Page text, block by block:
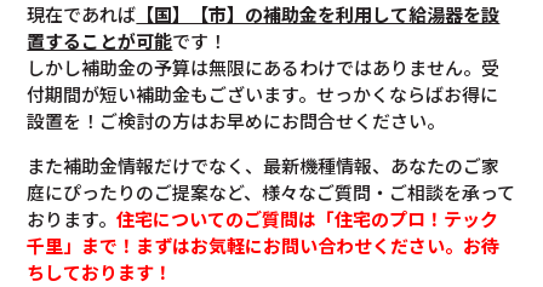
現在であれば 【国】【市】の補助金を利用して給湯器を設
置することが可能です！
しかし補助金の予算は無限にあるわけではありません。受
付期間が短い補助金もございます。せっかくならばお得に
設置を！ご検討の方はお早めにお問合せください。
また補助金情報だけでなく、最新機種情報、あなたのご家
庭にぴったりのご提案など、様々なご質問・ご相談を承って
おります。住宅についてのご質問は「住宅のプロ！テック
千里」まで！まずはお気軽にお問い合わせください。お待
ちしております！